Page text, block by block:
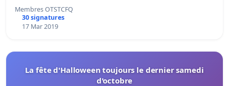
Membres OTSTCFQ
30 signatures
17 Mar 2019
La fête d'Halloween toujours le dernier samedi
d'octobre